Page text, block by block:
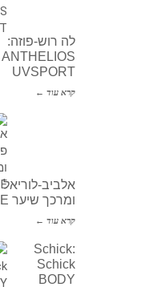
לה רוש-פוזה:
ANTHELIOS
UVSPORT
קרא עוד ←
אלביב-
ומרכך שיער ULTIMATE
קרא עוד ←
Schick:
Schick
BODY